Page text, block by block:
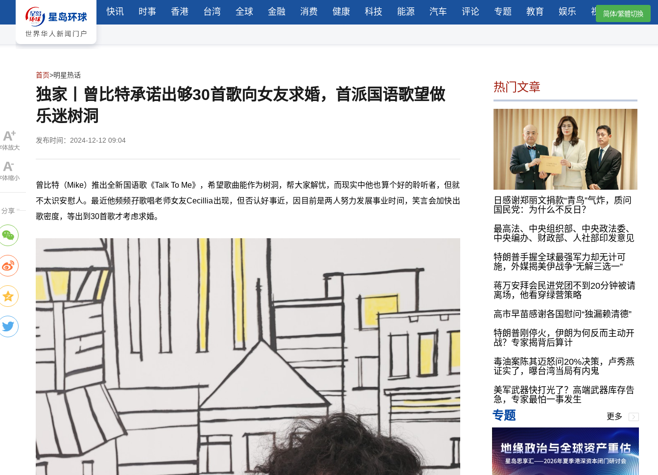
快讯 时事 香港 台湾 全球 金融 消费 健康 科技 能源 汽车 评论 专题 教育 娱乐 视频简体/繁體切換
首页>明星热话
独家丨曾比特承诺出够30首歌向女友求婚，首派国语歌望做
乐迷树洞
发布时间：2024-12-12 09:04
曾比特（Mike）推出全新国语歌《Talk To Me》，希望歌曲能作为树洞，帮大家解忧，而现实中他也算个好的聆听者，但就
不太识安慰人。最近他频频孖歌唱老师女友Cecillia出现，但否认好事近，因目前是两人努力发展事业时间，笑言会加快出
歌密度，等出到30首歌才考虑求婚。
热门文章
日感谢郑丽文捐款“青鸟”气炸，质问
国民党：为什么不反日？
最高法、中央组织部、中央政法委、
中央编办、财政部、人社部印发意见
特朗普手握全球最强军力却无计可
施，外媒揭美伊战争“无解三选一”
蒋万安拜会民进党团不到20分钟被请
离场，他看穿绿营策略
高市早苗感谢各国慰问“独漏赖清德”
特朗普刚停火，伊朗为何反而主动开
战？专家揭背后算计
毒油案陈其迈怒问20%决策，卢秀燕
证实了，曝台湾当局有内鬼
美军武器快打光了？高端武器库存告
急，专家最怕一事发生
专题 更多